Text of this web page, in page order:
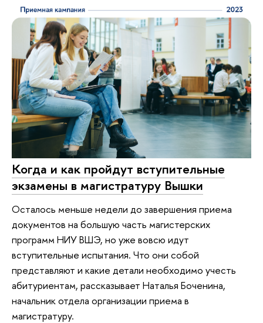
Когда и как пройдут вступительные
экзамены в магистратуру Вышки
Осталось меньше недели до завершения приема
документов на большую часть магистерских
программ НИУ ВШЭ, но уже вовсю идут
вступительные испытания. Что они собой
представляют и какие детали необходимо учесть
абитуриентам, рассказывает Наталья Боченина,
начальник отдела организации приема в
магистратуру.